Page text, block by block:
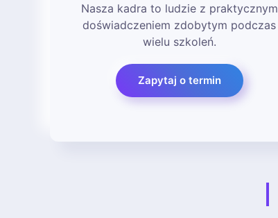
Nasza kadra to ludzie z praktycznym
doświadczeniem zdobytym podczas
wielu szkoleń.
Zapytaj o termin